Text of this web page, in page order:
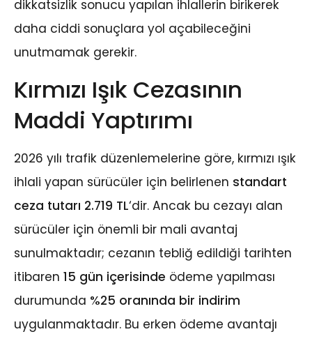
dikkatsizlik sonucu yapılan ihlallerin birikerek
daha ciddi sonuçlara yol açabileceğini
unutmamak gerekir.
Kırmızı Işık Cezasının
Maddi Yaptırımı
2026 yılı trafik düzenlemelerine göre, kırmızı ışık
ihlali yapan sürücüler için belirlenen standart
ceza tutarı 2.719 TL‘dir. Ancak bu cezayı alan
sürücüler için önemli bir mali avantaj
sunulmaktadır; cezanın tebliğ edildiği tarihten
itibaren15 gün içerisinde ödeme yapılması
durumunda %25 oranında bir indirim
uygulanmaktadır. Bu erken ödeme avantajı